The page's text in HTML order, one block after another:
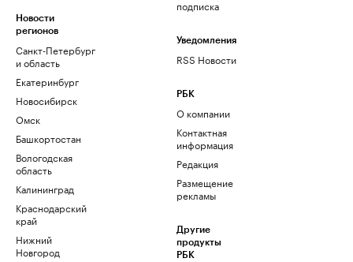
Новости
регионов
Санкт-Петербург
и область
Екатеринбург
Новосибирск
Омск
Башкортостан
Вологодская
область
Калининград
Краснодарский
край
Нижний
Новгород
подписка
Уведомления
RSS Новости
РБК
О компании
Контактная
информация
Редакция
Размещение
рекламы
Другие
продукты
РБК